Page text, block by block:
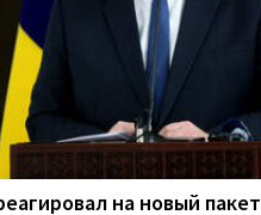
на новый